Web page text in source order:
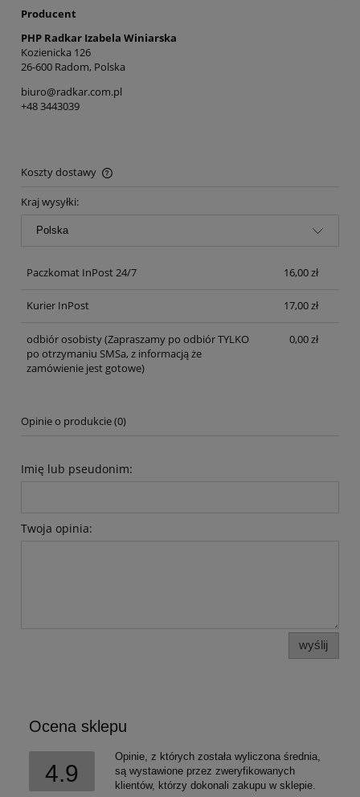
Producent
PHP Radkar Izabela Winiarska
Kozienicka 126
26-600 Radom, Polska
biuro@radkar.com.pl
+48 3443039
Koszty dostawy
Cena nie zawiera ewentualnych kosztów płatności
Kraj wysyłki:
Paczkomat InPost 24/7 16,00 zł
Kurier InPost 17,00 zł
odbiór osobisty(Zapraszamy po odbiór TYLKO
po otrzymaniu SMSa, z informacją że
zamówienie jest gotowe)
0,00 zł
Opinie o produkcie (0)
Imię lub pseudonim:
Twoja opinia:
wyślij
Ocena sklepu
4.9
Opinie, z których została wyliczona średnia,
są wystawione przez zweryfikowanych
klientów, którzy dokonali zakupu w sklepie.